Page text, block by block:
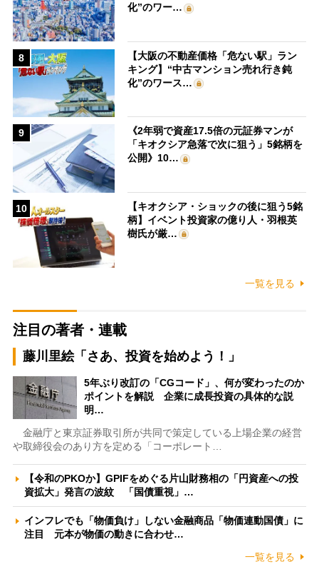
化”のワー…
8
【大阪の不動産価格「危ない駅」ラン
キング】“中古マンション売れ行き鈍
化”のワース…
9
《2年弱で資産17.5倍の元証券マンが
「キオクシア急落で次に狙う」5銘柄を
公開》10…
10
【キオクシア・ショックの後に狙う5銘
柄】イベント投資家の億り人・羽根英
樹氏が厳…
一覧を見る
注目の著者・連載
藤川里絵「さあ、投資を始めよう！」
5年ぶり改訂の「CGコード」、何が変わったのか
ポイントを解説 企業に成長投資の具体的な説
明…
金融庁と東京証券取引所が共同で策定している上場企業の経営
や取締役会のあり方を定める「コーポレート…
【令和のPKOか】GPIFをめぐる片山財務相の「円資産への投
資拡大」発言の波紋 「国債重視」…
インフレでも「物価負け」しない金融商品「物価連動国債」に
注目 元本が物価の動きに合わせ…
一覧を見る